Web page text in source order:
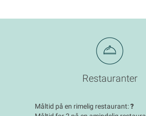
Restauranter
Måltid på en rimelig restaurant:?